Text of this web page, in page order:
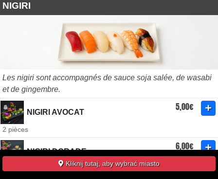
NIGIRI
Les nigiri sont accompagnés de sauce soja salée, de wasabi
et de gingembre.
NIGIRI AVOCAT 5,00€
2 pièces
NIGIRI DORADE 6,00€
2 pièces
Kliknij tutaj, aby wybrać miasto